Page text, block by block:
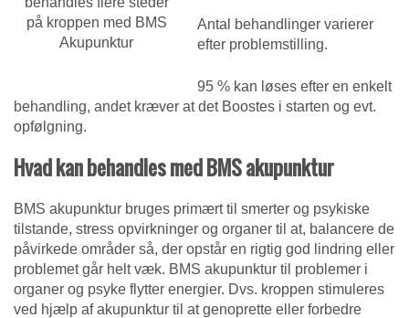
på kroppen med BMS
Akupunktur
Antal behandlinger varierer
efter problemstilling.
95 % kan løses efter en enkelt
behandling, andet kræver at det Boostes i starten og evt.
opfølgning.
Hvad kan behandles med BMS akupunktur
BMS akupunktur bruges primært til smerter og psykiske
tilstande, stress opvirkninger og organer til at, balancere de
påvirkede områder så, der opstår en rigtig god lindring eller
problemet går helt væk. BMS akupunktur til problemer i
organer og psyke flytter energier. Dvs. kroppen stimuleres
ved hjælp af akupunktur til at genoprette eller forbedre